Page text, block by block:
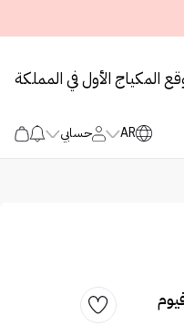
المكياج الأول في المملكة
AR حسابي